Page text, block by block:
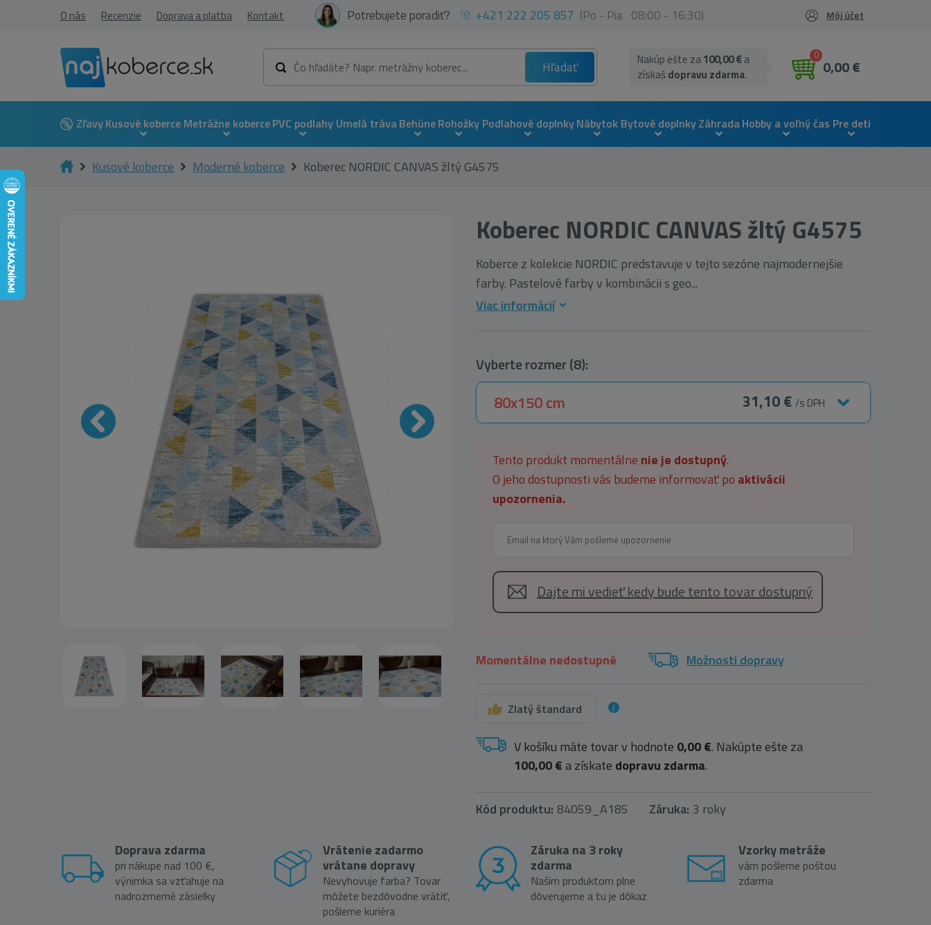
O nás Recenzie Doprava a platba Kontakt Potrebujete poradiť? +421 222 205 857 (Po - Pia 08:00 - 16:30) Môj účet
Hľadať
0
0,00 €
Nakúp ešte za100,00 €a
získaš dopravu zdarma.
ZľavyKusové koberce Metrážne kobercePVC podlahy Umelá trávaBehúneRohožky Podlahové doplnkyNábytok Bytové doplnkyZáhradaHobby a voľný čas Pre deti
Kusové koberce Moderné koberce Koberec NORDIC CANVAS žltý G4575
Koberec NORDIC CANVAS žltý G4575
Koberce z kolekcie NORDIC predstavuje v tejto sezóne najmodernejšie
farby. Pastelové farby v kombinácii s geo...
Viac informácií
Vyberte rozmer (8):
80x150 cm 31,10 € /s DPH
Tento produkt momentálne nie je dostupný.
O jeho dostupnosti vás budeme informovať po aktivácii
upozornenia.
Dajte mi vedieť kedy bude tento tovar dostupný
Momentálne nedostupné Možnosti dopravy
Zlatý štandard
V košíku máte tovar v hodnote 0,00 €. Nakúpte ešte za
100,00 €a získate dopravu zdarma.
Kód produktu: 84059_A185 Záruka: 3 roky
Doprava zdarma
pri nákupe nad 100 €,
výnimka sa vzťahuje na
nadrozmerné zásielky
Vrátenie zadarmo
vrátane dopravy
Nevyhovuje farba? Tovar
môžete bezdôvodne vrátiť,
pošleme kuriéra
Záruka na 3 roky
zdarma
Našim produktom plne
dôverujeme a tu je dôkaz
Vzorky metráže
vám pošleme poštou
zdarma